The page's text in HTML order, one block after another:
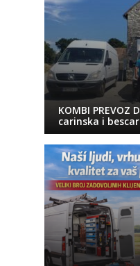
KOMBI PREVOZ
carinska i